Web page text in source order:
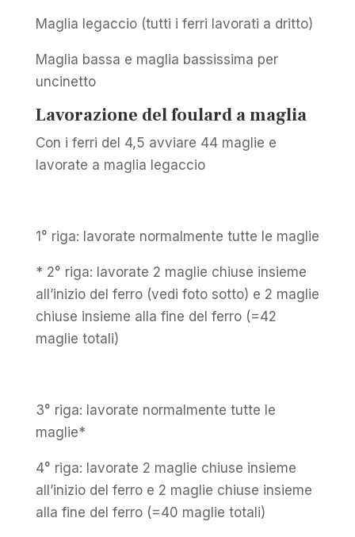
Maglia legaccio (tutti i ferri lavorati a dritto)
Maglia bassa e maglia bassissima per
uncinetto
Lavorazione del foulard a maglia
Con i ferri del 4,5 avviare 44 maglie e
lavorate a maglia legaccio
1° riga: lavorate normalmente tutte le maglie
* 2° riga: lavorate 2 maglie chiuse insieme
all’inizio del ferro (vedi foto sotto) e 2 maglie
chiuse insieme alla fine del ferro (=42
maglie totali)
3° riga: lavorate normalmente tutte le
maglie*
4° riga: lavorate 2 maglie chiuse insieme
all’inizio del ferro e 2 maglie chiuse insieme
alla fine del ferro (=40 maglie totali)